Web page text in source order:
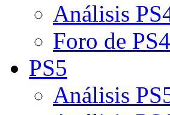
Análisis
Foro de PS4
PS5
Análisis